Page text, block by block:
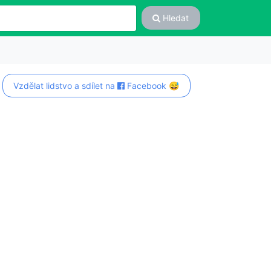
Hledat
Vzdělat lidstvo a sdílet na Facebook 😅